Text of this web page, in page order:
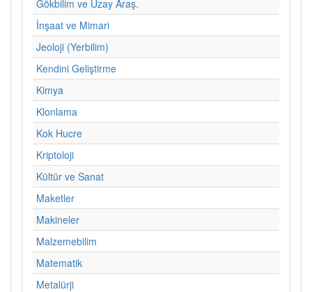
Gökbilim ve Uzay Araş.
İnşaat ve Mimari
Jeoloji (Yerbilim)
Kendini Geliştirme
Kimya
Klonlama
Kok Hucre
Kriptoloji
Kültür ve Sanat
Maketler
Makineler
Malzemebilim
Matematik
Metalürji